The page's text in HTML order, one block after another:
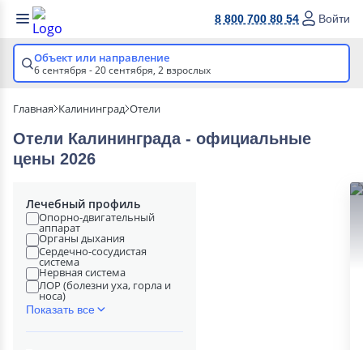
8 800 700 80 54 Войти
Объект или направление
6 сентября - 20 сентября, 2 взрослых
Главная Калининград Отели
Отели Калининграда - официальные
цены 2026
Лечебный профиль
Опорно-двигательный
аппарат
Органы дыхания
Сердечно-сосудистая
система
Нервная система
ЛОР (болезни уха, горла и
носа)
Показать все